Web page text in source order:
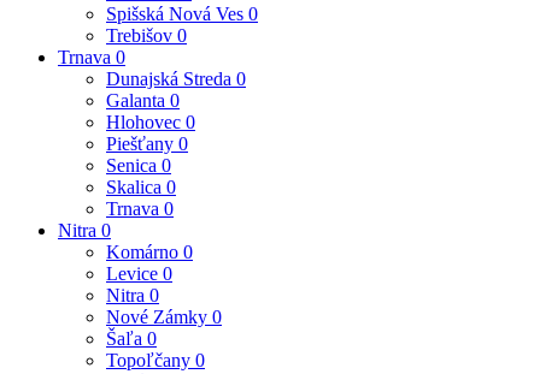
Spišská Nová Ves 0
Trebišov 0
Trnava 0
Dunajská Streda 0
Galanta 0
Hlohovec 0
Piešťany 0
Senica 0
Skalica 0
Trnava 0
Nitra 0
Komárno 0
Levice 0
Nitra 0
Nové Zámky 0
Šaľa 0
Topoľčany 0